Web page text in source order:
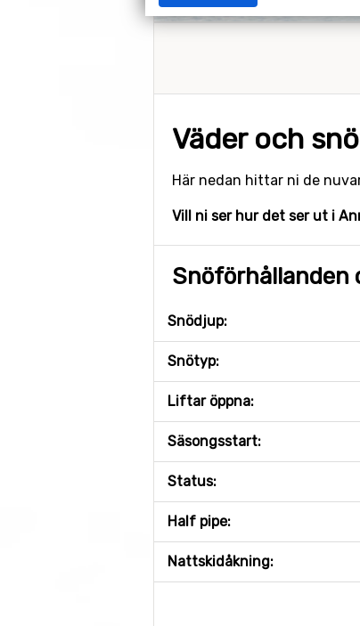
Väder och
Här nedan hittar ni de
Vill ni ser hur det ser ut i
Snöförhållanden
Snödjup:
Snötyp:
Liftar öppna:
Säsongsstart:
Status:
Half pipe:
Nattskidåkning: